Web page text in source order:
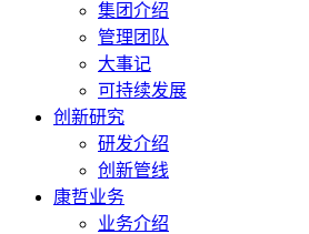
集团介绍
管理团队
大事记
可持续发展
创新研究
研发介绍
创新管线
康哲业务
业务介绍